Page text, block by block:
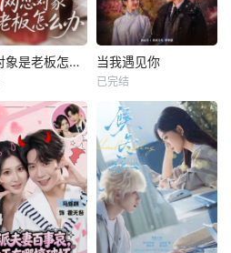
网恋对象是老板怎么办 当我遇见你
已完结